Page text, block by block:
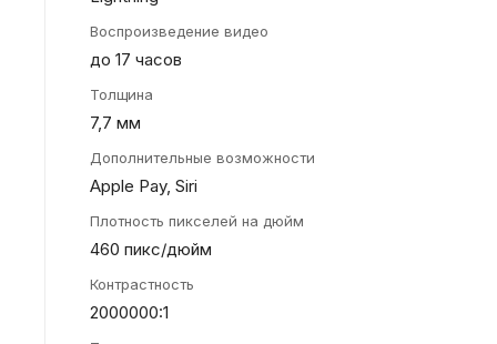
Воспроизведение видео
до 17 часов
Толщина
7,7 мм
Дополнительные возможности
Apple Pay, Siri
Плотность пикселей на дюйм
460 пикс/дюйм
Контрастность
2000000:1